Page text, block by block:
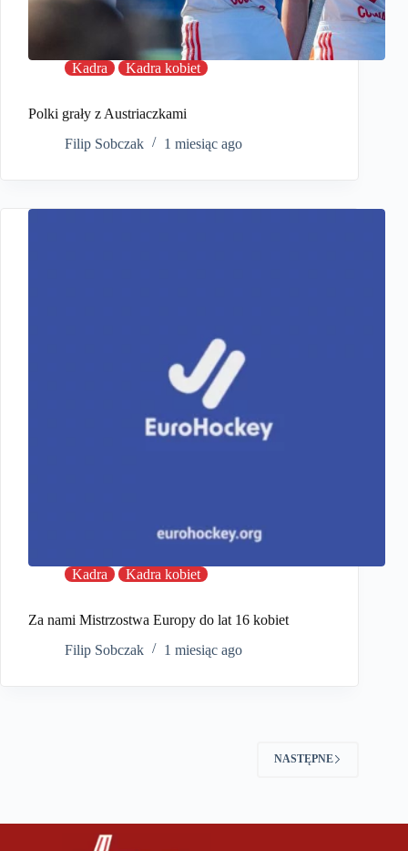
Kadra Kadra kobiet
Polki grały z Austriaczkami
Filip Sobczak
1 miesiąc ago
Kadra Kadra kobiet
Za nami Mistrzostwa Europy do lat 16 kobiet
Filip Sobczak
1 miesiąc ago
NASTĘPNE